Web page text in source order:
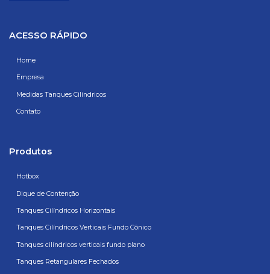
ACESSO RÁPIDO
Home
Empresa
Medidas Tanques Cilíndricos
Contato
Produtos
Hotbox
Dique de Contenção
Tanques Cilíndricos Horizontais
Tanques Cilíndricos Verticais Fundo Cônico
Tanques cilíndricos verticais fundo plano
Tanques Retangulares Fechados